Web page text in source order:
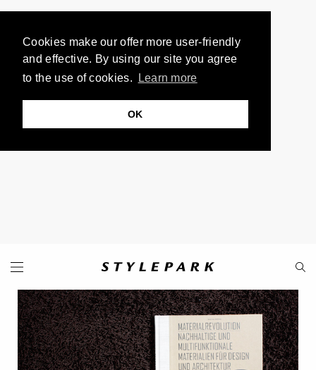
Cookies make our offer more user-friendly
and effective. By using our site you agree
to the use of cookies.
Learn more
OK